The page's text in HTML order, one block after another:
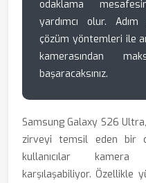
odaklama
yardımcı olur. Adım
çözüm yöntemleri ile
kamerasından
başaracaksınız.
Samsung Galaxy S26
zirveyi temsil eden bir
kullanıcılar kamera
karşılaşabiliyor. Özellikle